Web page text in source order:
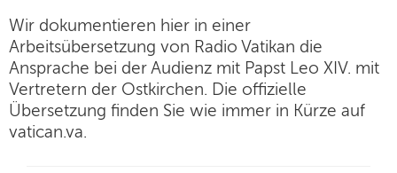
Wir dokumentieren hier in einer
Arbeitsübersetzung von Radio Vatikan die
Ansprache bei der Audienz mit Papst Leo XIV. mit
Vertretern der Ostkirchen. Die offizielle
Übersetzung finden Sie wie immer in Kürze auf
vatican.va.